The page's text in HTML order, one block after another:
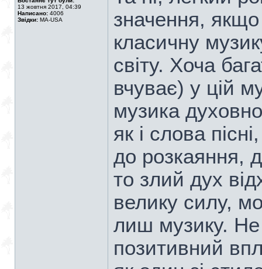
13 жовтня 2017, 04:39
Написано: 4006
Звідки: MA-USA
значення, якщо
класичну
світу. Хоча
вчуває) у цій
музика
як і слова
до розкаяння,
то злий дух
велику силу,
лиш музику.
позитивний